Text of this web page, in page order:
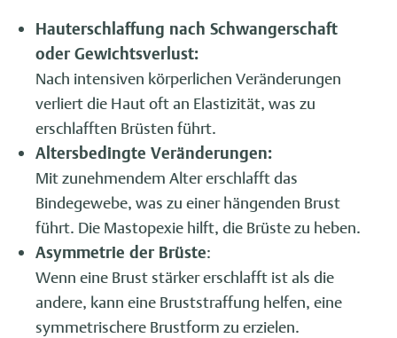
Hauterschlaffung nach Schwangerschaft
oder Gewichtsverlust:
Nach intensiven körperlichen Veränderungen
verliert die Haut oft an Elastizität, was zu
erschlafften Brüsten führt.
Altersbedingte Veränderungen:
Mit zunehmendem Alter erschlafft das
Bindegewebe, was zu einer hängenden Brust
führt. Die Mastopexie hilft, die Brüste zu heben.
Asymmetrie der Brüste:
Wenn eine Brust stärker erschlafft ist als die
andere, kann eine Bruststraffung helfen, eine
symmetrischere Brustform zu erzielen.